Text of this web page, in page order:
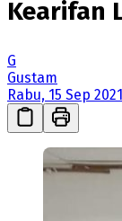
Kearifan
G
Gustam
Rabu, 15 Sep